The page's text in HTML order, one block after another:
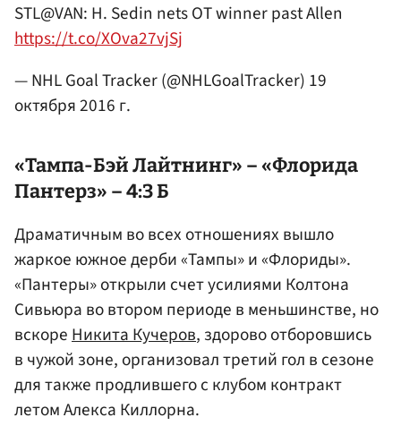
STL@VAN: H. Sedin nets OT winner past Allen
https://t.co/XOva27vjSj
— NHL Goal Tracker (@NHLGoalTracker) 19
октября 2016 г.
«Тампа-Бэй Лайтнинг» – «Флорида
Пантерз» – 4:3 Б
Драматичным во всех отношениях вышло
жаркое южное дерби «Тампы» и «Флориды».
«Пантеры» открыли счет усилиями Колтона
Сивьюра во втором периоде в меньшинстве, но
вскореНикита Кучеров, здорово отборовшись
в чужой зоне, организовал третий гол в сезоне
для также продлившего с клубом контракт
летом Алекса Киллорна.